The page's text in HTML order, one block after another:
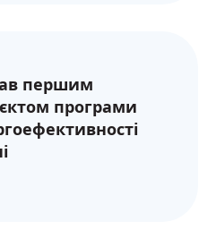
першим
програми